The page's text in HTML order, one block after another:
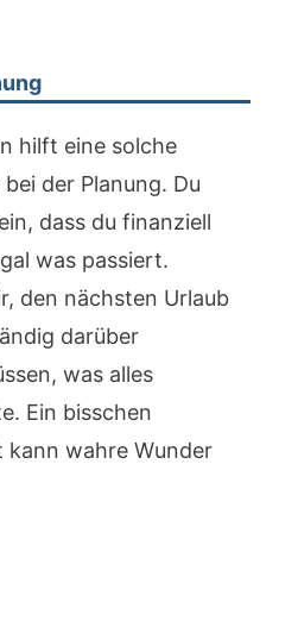
hilft eine solche
der Planung. Du
dass du finanziell
was passiert.
den nächsten Urlaub
darüber
was alles
Ein bisschen
kann wahre Wunder